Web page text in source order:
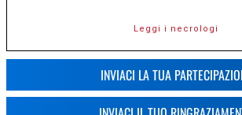
Leggi i necrologi
INVIACI LA TUA